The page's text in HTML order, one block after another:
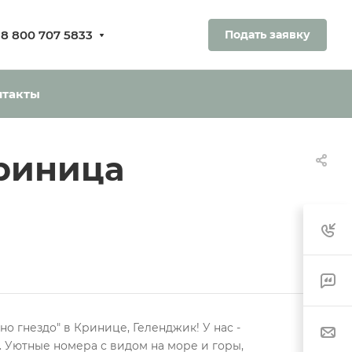
8 800 707 5833 Подать заявку
гнездо" в Кринице, Геленджик! У нас -
Уютные номера с видом на море и горы,